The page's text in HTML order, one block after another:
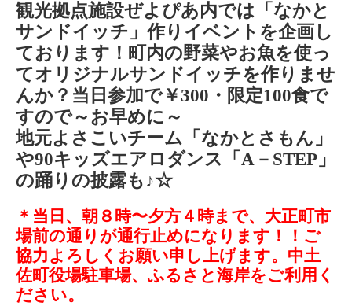
観光拠点施設ぜよぴあ内では「なかと
サンドイッチ」作りイベントを企画し
ております！町内の野菜やお魚を使っ
てオリジナルサンドイッチを作りませ
んか？当日参加で￥300・限定100食で
すので～お早めに～
地元よさこいチーム「なかとさもん」
や90キッズエアロダンス「A－STEP」
の踊りの披露も♪☆
＊当日、朝８時〜夕方４時まで、大正町市
場前の通りが通行止めになります！！ご
協力よろしくお願い申し上げます。中土
佐町役場駐車場、ふるさと海岸をご利用く
ださい。